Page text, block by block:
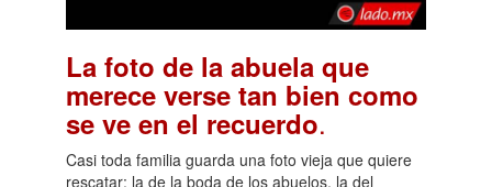
La foto de la abuela que
merece verse tan bien como
se ve en el recuerdo.
Casi toda familia guarda una foto vieja que quiere
rescatar: la de la boda de los abuelos, la del